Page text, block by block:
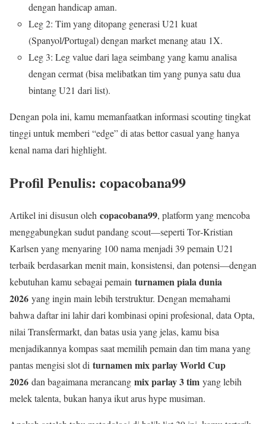
dengan handicap aman.
Leg 2: Tim yang ditopang generasi U21 kuat
(Spanyol/Portugal) dengan market menang atau 1X.
Leg 3: Leg value dari laga seimbang yang kamu analisa
dengan cermat (bisa melibatkan tim yang punya satu dua
bintang U21 dari list).
Dengan pola ini, kamu memanfaatkan informasi scouting tingkat
tinggi untuk memberi “edge” di atas bettor casual yang hanya
kenal nama dari highlight.
Profil Penulis: copacobana99
Artikel ini disusun oleh copacobana99, platform yang mencoba
menggabungkan sudut pandang scout—seperti Tor‑Kristian
Karlsen yang menyaring 100 nama menjadi 39 pemain U21
terbaik berdasarkan menit main, konsistensi, dan potensi—dengan
kebutuhan kamu sebagai pemain turnamen piala dunia
2026 yang ingin main lebih terstruktur. Dengan memahami
bahwa daftar ini lahir dari kombinasi opini profesional, data Opta,
nilai Transfermarkt, dan batas usia yang jelas, kamu bisa
menjadikannya kompas saat memilih pemain dan tim mana yang
pantas mengisi slot di turnamen mix parlay World Cup
2026 dan bagaimana merancang mix parlay 3 tim yang lebih
melek talenta, bukan hanya ikut arus hype musiman.